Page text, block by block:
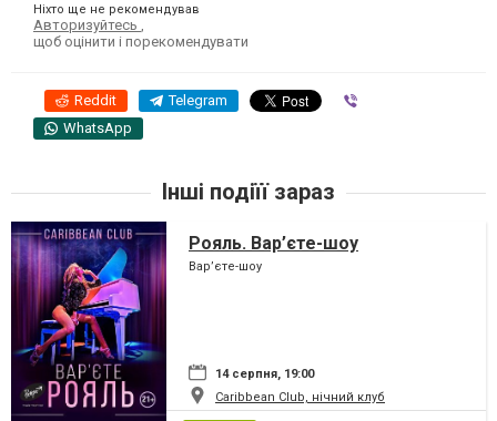
Ніхто ще не рекомендував
Авторизуйтесь
щоб оцінити і порекомендувати
Reddit Telegram
WhatsApp
Інші подіїї зараз
Рояль. Вар’єте-шоу
Вар’єте-шоу
14 серпня, 19:00
Caribbean Club, нічний клуб